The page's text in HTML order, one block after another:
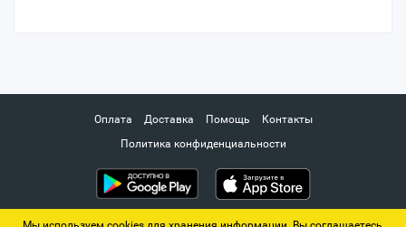
Оплата Доставка Помощь
Контакты
Политика конфиденциальности